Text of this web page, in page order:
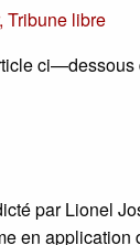
,Tribune libre
par Lionel
en application